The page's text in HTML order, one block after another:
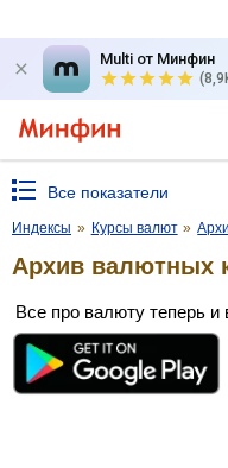
Multi от Минфин
Все показатели
Индексы » Курсы валют »
Архив валютных
Все про валюту теперь